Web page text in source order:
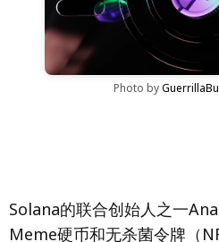
Photo by
Solana的联合创始人之一
Meme硬币和无杀菌令牌（